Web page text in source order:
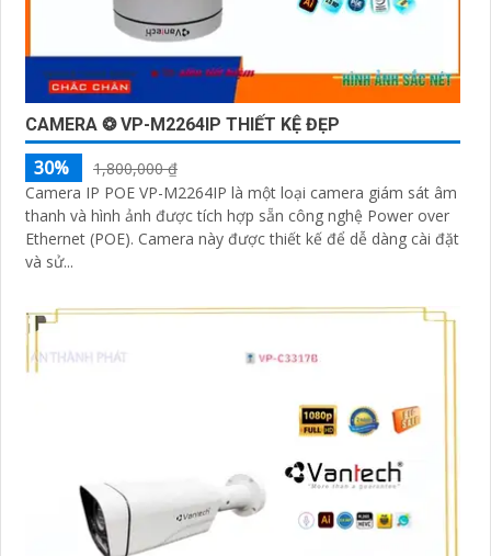
CAMERA ❂ VP-M2264IP THIẾT KỆ ĐẸP
30%
1,800,000 ₫
Camera IP POE VP-M2264IP là một loại camera giám sát âm
thanh và hình ảnh được tích hợp sẵn công nghệ Power over
Ethernet (POE). Camera này được thiết kế để dễ dàng cài đặt
và sử...